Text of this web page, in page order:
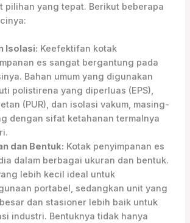
pilihan yang tepat. Berikut beberapa
Isolasi: Keefektifan kotak
es sangat bergantung pada
Bahan umum yang digunakan
polistirena yang diperluas (EPS),
(PUR), dan isolasi vakum, masing-
dengan sifat ketahanan termalnya
dan Bentuk: Kotak penyimpanan es
dalam berbagai ukuran dan bentuk.
lebih kecil ideal untuk
portabel, sedangkan unit yang
dan stasioner lebih baik untuk
industri. Bentuknya tidak hanya